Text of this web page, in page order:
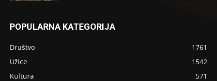
POPULARNA KATEGORIJA
Društvo
1761
Užice
1542
Kultura
571